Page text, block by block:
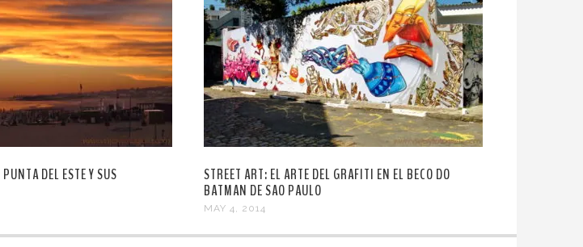
DEL ESTE Y SUS
STREET ART: EL ARTE DEL GRAFITI EN EL BECO DO
BATMAN DE SAO PAULO
MAY 4, 2014